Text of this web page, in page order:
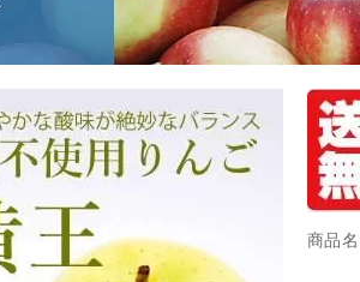
商品名